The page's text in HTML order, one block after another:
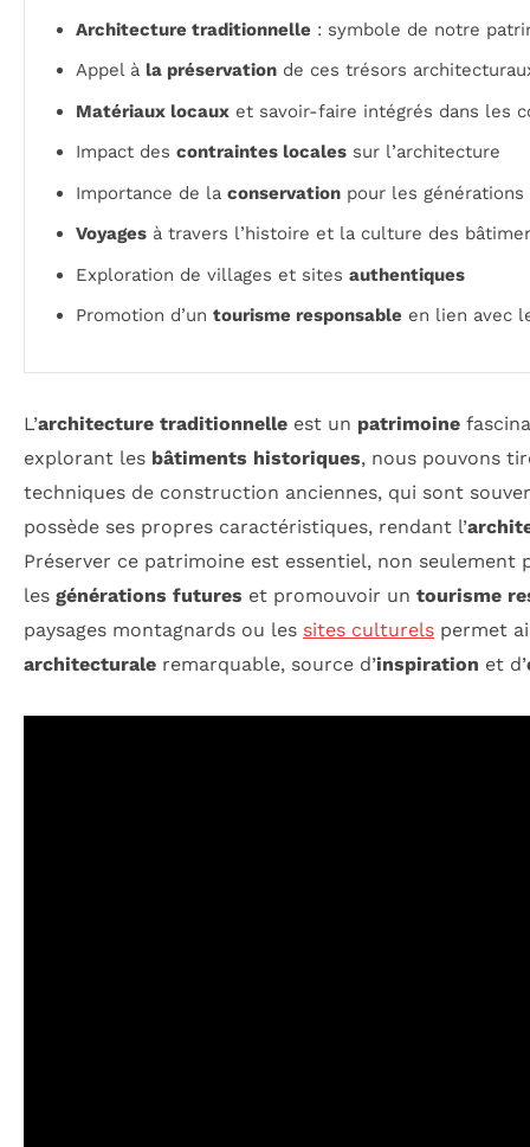
Architecture traditionnelle : symbole de notre
Appel à la préservation de ces trésors
Matériaux locaux et savoir-faire intégrés dans les
Impact des contraintes locales sur l’architecture
Importance de la conservation pour les
Voyages à travers l’histoire et la culture des
Exploration de villages et sites authentiques
Promotion d’un tourisme responsable en lien avec
L’architecture traditionnelle est un patrimoine
explorant les bâtiments historiques, nous pouvons
techniques de construction anciennes, qui sont
possède ses propres caractéristiques, rendant l’
Préserver ce patrimoine est essentiel, non
les générations futures et promouvoir un tourisme
paysages montagnards ou les sites culturels permet
architecturale remarquable, source d’inspiration et d’